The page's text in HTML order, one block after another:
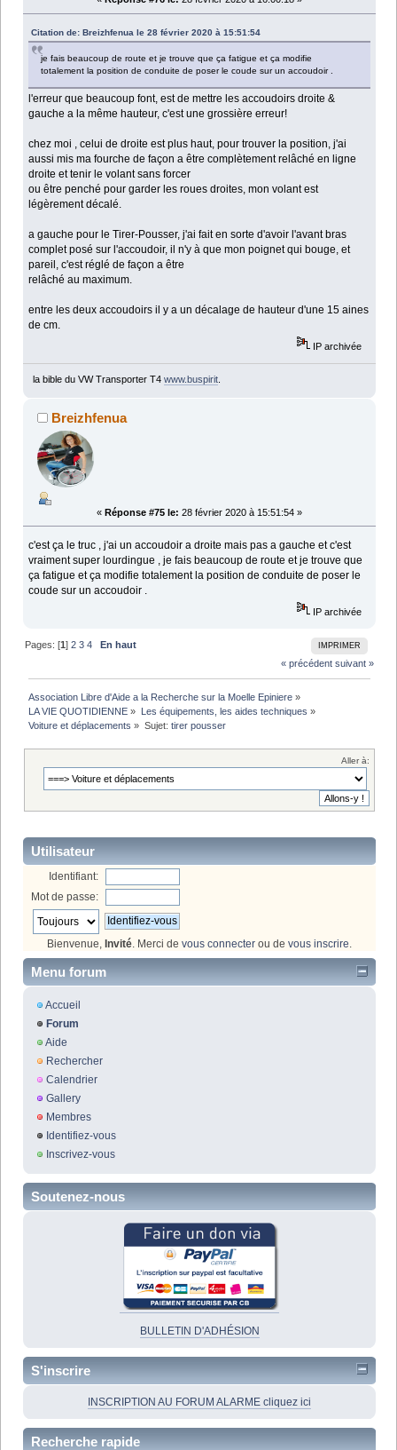
Citation de: Breizhfenua le 28 février 2020 à 15:51:54
je fais beaucoup de route et je trouve que ça fatigue et ça modifie
totalement la position de conduite de poser le coude sur un accoudoir .
l'erreur que beaucoup font, est de mettre les accoudoirs droite &
gauche a la même hauteur, c'est une grossière erreur!
chez moi , celui de droite est plus haut, pour trouver la position, j'ai
aussi mis ma fourche de façon a être complètement relâché en ligne
droite et tenir le volant sans forcer
ou être penché pour garder les roues droites, mon volant est
légèrement décalé.
a gauche pour le Tirer-Pousser, j'ai fait en sorte d'avoir l'avant bras
complet posé sur l'accoudoir, il n'y à que mon poignet qui bouge, et
pareil, c'est réglé de façon a être
relâché au maximum.
entre les deux accoudoirs il y a un décalage de hauteur d'une 15 aines
de cm.
IP archivée
la bible du VW Transporter T4 www.buspirit.
Breizhfenua
« Réponse #75 le: 28 février 2020 à 15:51:54 »
c'est ça le truc , j'ai un accoudoir a droite mais pas a gauche et c'est
vraiment super lourdingue , je fais beaucoup de route et je trouve que
ça fatigue et ça modifie totalement la position de conduite de poser le
coude sur un accoudoir .
IP archivée
IMPRIMER
Pages: [1]2 3 4
En haut
« précédent suivant »
Association Libre d'Aide a la Recherche sur la Moelle Epiniere »
LA VIE QUOTIDIENNE » Les équipements, les aides techniques »
Voiture et déplacements » Sujet: tirer pousser
Aller à:
Utilisateur
Identifiant:
Mot de passe:
Bienvenue, Invité . Merci de vous connecter ou de vous inscrire
Menu forum
Accueil
Forum
Aide
Rechercher
Calendrier
Gallery
Membres
Identifiez-vous
Inscrivez-vous
Soutenez-nous
BULLETIN D'ADHÉSION
S'inscrire
INSCRIPTION AU FORUM ALARME cliquez ici
Recherche rapide